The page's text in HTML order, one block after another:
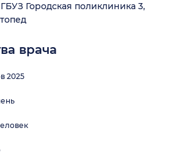
Городская поликлиника 3,
врача
2025